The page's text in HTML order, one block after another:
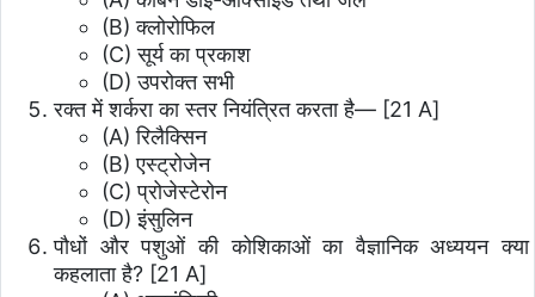
(B) क्लोरोफिल
(C) सूर्य का प्रकाश
(D) उपरोक्त सभी
रक्त में शर्करा का स्तर नियंत्रित करता है— [21 A]
(A) रिलैक्सिन
(B) एस्ट्रोजेन
(C) प्रोजेस्टेरोन
(D) इंसुलिन
पौधों और पशुओं की कोशिकाओं का वैज्ञानिक अध्ययन क्या
कहलाता है? [21 A]